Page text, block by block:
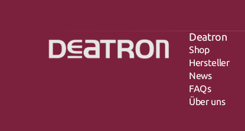
Deatron
Shop
Hersteller
News
FAQs
Über uns